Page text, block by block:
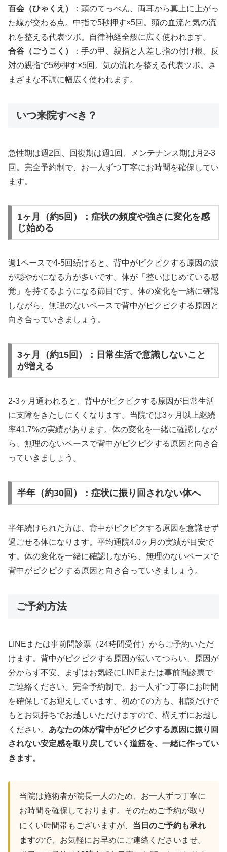
百会（ひゃくえ）
：頭のてっぺん、両耳から真上に上がっ
た線が交わる点。中指で5秒押す×5回。頭の血流と気の流
れを整える代表ツボ。自律神経全般に広く使われます。
合谷（ごうこく）
：手の甲、親指と人差し指の付け根。反
対の親指で5秒押す×5回。気の流れを整える代表ツボ。さ
まざまな不調に幅広く使われます。
いつ来院すべき？
急性期は週2回、回復期は週1回、メンテナンス期は月2-3
回。完全予約制で、お一人ずつ丁寧にお時間を確保してい
ます。
1ヶ月（約5回）：症状の頻度や強さに変化を感
じ始める
週1ペースで4-5回続けると、背中がピクピクする原因の波
が穏やかになる方が多いです。体が「整いはじめている感
覚」を持てるようになる節目です。体の変化を一緒に確認
しながら、無理のないペースで背中がピクピクする原因と
向き合っていきましょう。
3ヶ月（約15回）：日常生活で意識しないこと
が増える
2-3ヶ月通われると、背中がピクピクする原因が日常生活
に支障をきたしにくくなります。当院では3ヶ月以上継続
率41.7%の実績があります。体の変化を一緒に確認しなが
ら、無理のないペースで背中がピクピクする原因と向き合
っていきましょう。
半年（約30回）：症状に振り回されない体へ
半年続けられた方は、背中がピクピクする原因を意識せず
過ごせる体になります。平均通院4.0ヶ月の実績が目安で
す。体の変化を一緒に確認しながら、無理のないペースで
背中がピクピクする原因と向き合っていきましょう。
ご予約方法
LINEまたは事前問診票（24時間受付）からご予約いただ
けます。背中がピクピクする原因が続いてつらい、原因が
分からず不安、まずはお気軽にLINEまたは事前問診票で
ご連絡ください。完全予約制で、お一人ずつ丁寧にお時間
を確保してお迎えしています。初めての方も、相談だけで
もとお気持ちでお越しいただけますので、構えずにお越し
ください。 あなたの体が背中がピクピクする原因に振り回
されない安定感を取り戻していく道筋を、一緒に作ってい
きます。
当院は施術者が院長一人のため、お一人ずつ丁寧に
お時間を確保しております。そのためご予約が取り
にくい時間帯もございますが、 当日のご予約も承れ
ますので、お気軽にお早めにご連絡くださいませ。